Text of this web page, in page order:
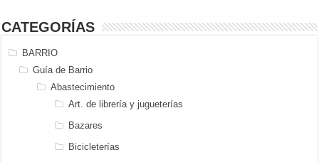
CATEGORÍAS
BARRIO
Guía de Barrio
Abastecimiento
Art. de librería y jugueterías
Bazares
Bicicleterías